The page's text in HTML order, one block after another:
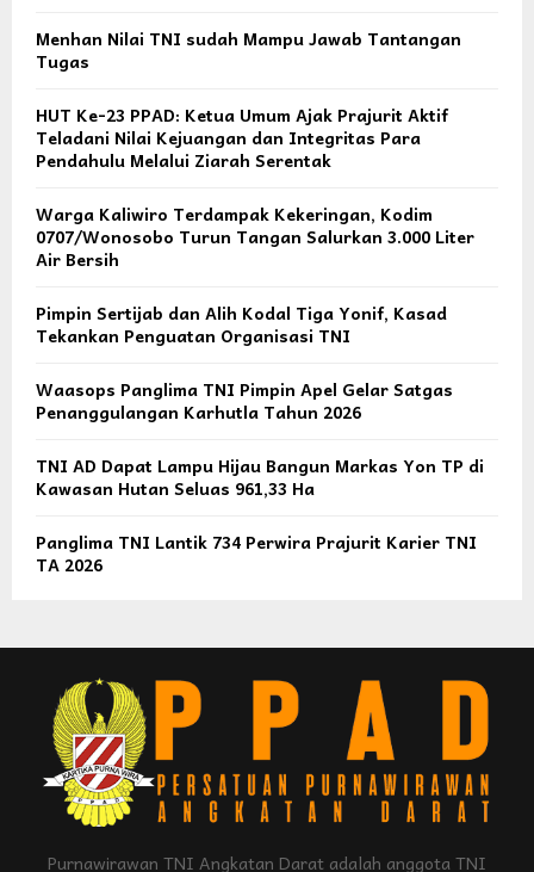
Menhan Nilai TNI sudah Mampu Jawab Tantangan
Tugas
HUT Ke-23 PPAD: Ketua Umum Ajak Prajurit Aktif
Teladani Nilai Kejuangan dan Integritas Para
Pendahulu Melalui Ziarah Serentak
Warga Kaliwiro Terdampak Kekeringan, Kodim
0707/Wonosobo Turun Tangan Salurkan 3.000 Liter
Air Bersih
Pimpin Sertijab dan Alih Kodal Tiga Yonif, Kasad
Tekankan Penguatan Organisasi TNI
Waasops Panglima TNI Pimpin Apel Gelar Satgas
Penanggulangan Karhutla Tahun 2026
TNI AD Dapat Lampu Hijau Bangun Markas Yon TP di
Kawasan Hutan Seluas 961,33 Ha
Panglima TNI Lantik 734 Perwira Prajurit Karier TNI
TA 2026
Purnawirawan TNI Angkatan Darat adalah anggota TNI